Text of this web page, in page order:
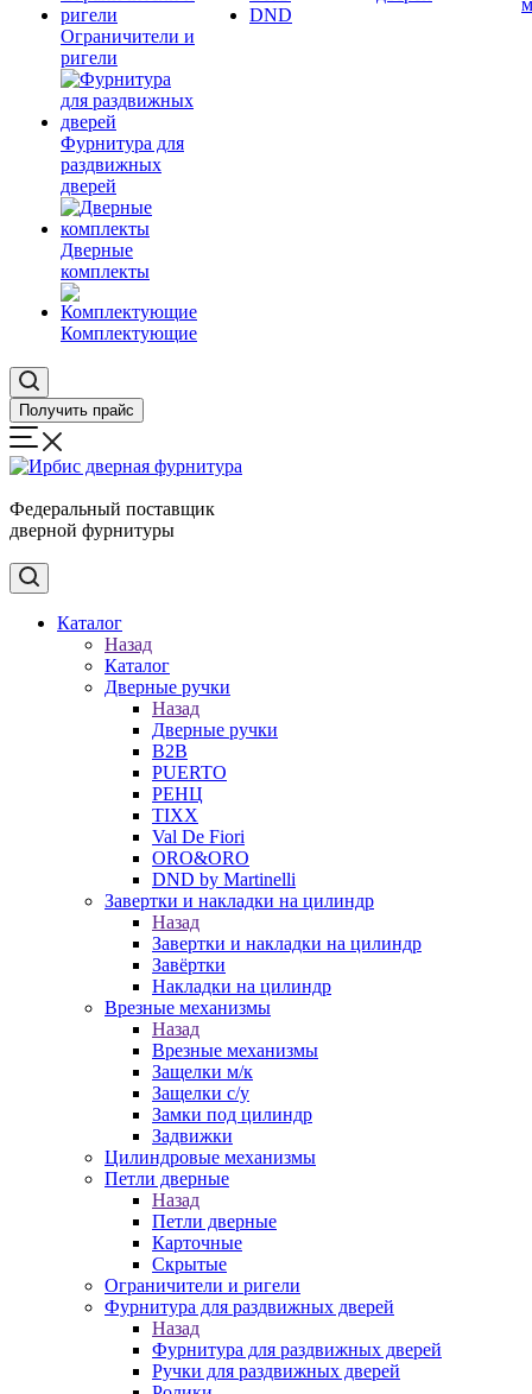
Ограничители и
ригели
Фурнитура для
раздвижных
дверей
Дверные
комплекты
Комплектующие
DND
Получить прайс
Федеральный поставщик
дверной фурнитуры
Каталог
Назад
Каталог
Дверные ручки
Назад
Дверные ручки
B2B
PUERTO
РЕНЦ
TIXX
Val De Fiori
ORO&ORO
DND by Martinelli
Завертки и накладки на цилиндр
Назад
Завертки и накладки на цилиндр
Завёртки
Накладки на цилиндр
Врезные механизмы
Назад
Врезные механизмы
Защелки м/к
Защелки с/у
Замки под цилиндр
Задвижки
Цилиндровые механизмы
Петли дверные
Назад
Петли дверные
Карточные
Скрытые
Ограничители и ригели
Фурнитура для раздвижных дверей
Назад
Фурнитура для раздвижных дверей
Ручки для раздвижных дверей